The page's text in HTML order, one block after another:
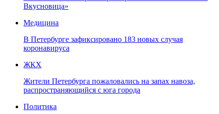
Вкусновица»
Медицина
В Петербурге зафиксировано 183 новых случая
коронавируса
ЖКХ
Жители Петербурга пожаловались на запах навоза,
распространяющийся с юга города
Политика